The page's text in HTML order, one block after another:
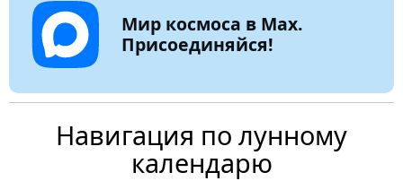
Мир космоса в Max.
Присоединяйся!
Навигация по лунному
календарю